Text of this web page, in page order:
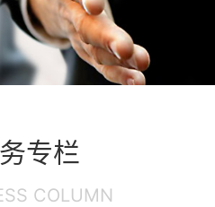
专栏
COLUMN